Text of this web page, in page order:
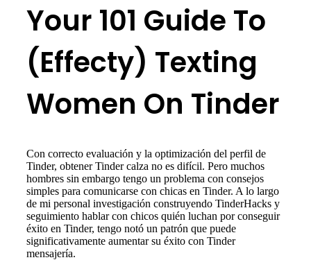
Your 101 Guide To
(Effecty) Texting
Women On Tinder
Con correcto evaluación y la optimización del perfil de
Tinder, obtener Tinder calza no es difícil. Pero muchos
hombres sin embargo tengo un problema con consejos
simples para comunicarse con chicas en Tinder. A lo largo
de mi personal investigación construyendo TinderHacks y
seguimiento hablar con chicos quién luchan por conseguir
éxito en Tinder, tengo notó un patrón que puede
significativamente aumentar su éxito con Tinder
mensajería.